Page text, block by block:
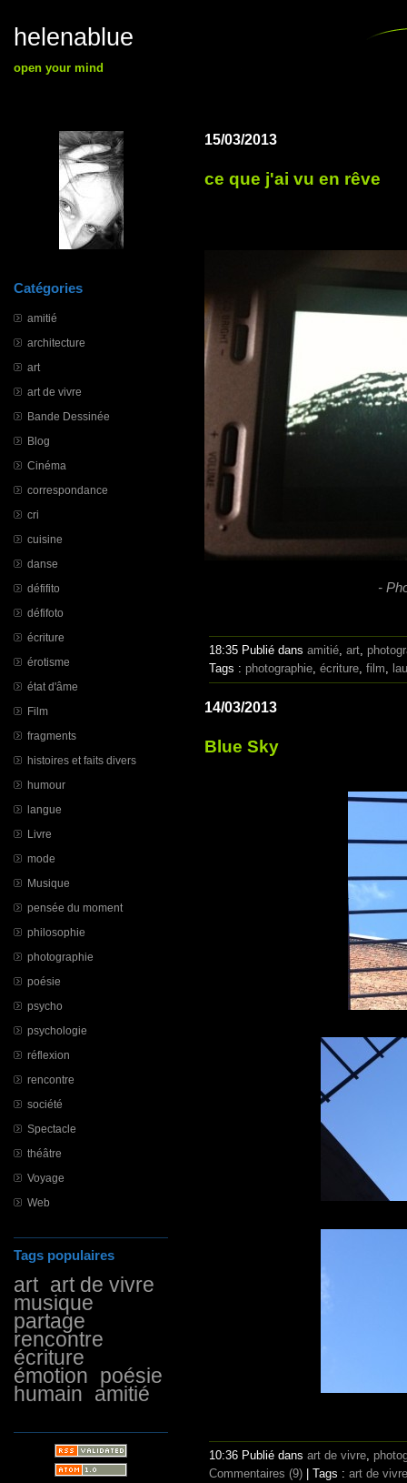
helenablue
open your mind
Catégories
amitié
architecture
art
art de vivre
Bande Dessinée
Blog
Cinéma
correspondance
cri
cuisine
danse
défifito
défifoto
écriture
érotisme
état d'âme
Film
fragments
histoires et faits divers
humour
langue
Livre
mode
Musique
pensée du moment
philosophie
photographie
poésie
psycho
psychologie
réflexion
rencontre
société
Spectacle
théâtre
Voyage
Web
Tags populaires
art art de vivre
musique
partage
rencontre
écriture
émotion poésie
humain amitié
15/03/2013
ce que j'ai vu en rêve
-
18:35 Publié dans amitié, art,
Tags : photographie, écriture, film,
14/03/2013
Blue Sky
10:36 Publié dans art de vivre
Commentaires (9) | Tags : art de vivre